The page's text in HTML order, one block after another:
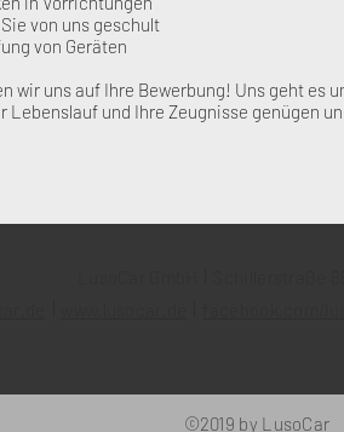
von uns geschult
von Geräten
wir uns auf Ihre Bewerbung! Uns geht es
Lebenslauf und Ihre Zeugnisse genügen
©2019 by LusoCar